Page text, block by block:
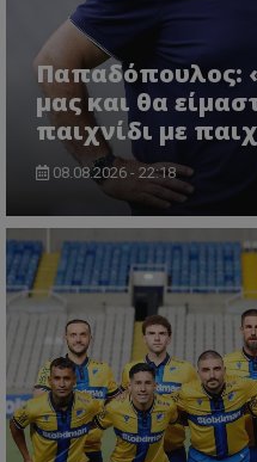
Παπαδόπουλος:
μας και θα
παιχνίδι με
08.08.2026 - 22:18